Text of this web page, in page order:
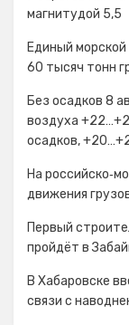
магнитудой 5,5
Единый
60 тысяч тонн
Без осадков 8
воздуха
осадков,
На
движения
Первый
пройдёт в
В Хабаровске
связи с